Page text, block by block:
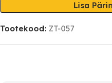
Lisa
Tootekood: ZT-057